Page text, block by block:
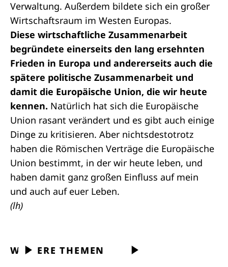
Verwaltung. Außerdem bildete sich ein großer
Wirtschaftsraum im Westen Europas.
Diese wirtschaftliche Zusammenarbeit
begründete einerseits den lang ersehnten
Frieden in Europa und andererseits auch die
spätere politische Zusammenarbeit und
damit die Europäische Union, die wir heute
kennen. Natürlich hat sich die Europäische
Union rasant verändert und es gibt auch einige
Dinge zu kritisieren. Aber nichtsdestotrotz
haben die Römischen Verträge die Europäische
Union bestimmt, in der wir heute leben, und
haben damit ganz großen Einfluss auf mein
und auch auf euer Leben.
(lh)
WEITERE THEMEN